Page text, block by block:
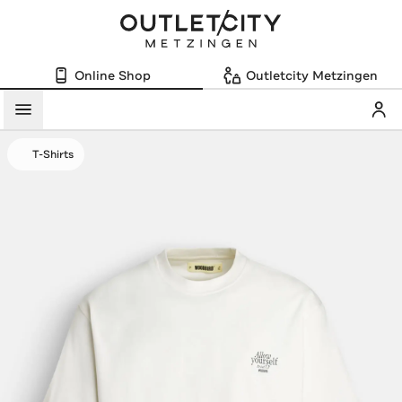
Online Shop Outletcity Metzingen
Menü
T-Shirts